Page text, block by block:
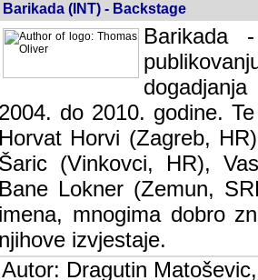
Barikada (INT) - Backstage
Barikada
2004. do 2010. godine.
Horvat Horvi (Zagreb,
Šaric (Vinkovci, HR),
Bane Lokner (Zemun,
imena, mnogima dobro
njihove izvjestaje.
Autor: Dragutin